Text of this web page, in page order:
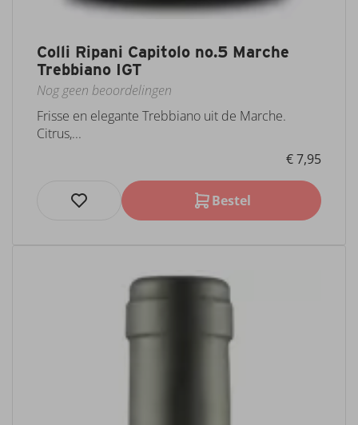
Colli Ripani Capitolo no.5 Marche
Trebbiano IGT
Nog geen beoordelingen
Frisse en elegante Trebbiano uit de Marche.
Citrus,...
€ 7,95
Bestel